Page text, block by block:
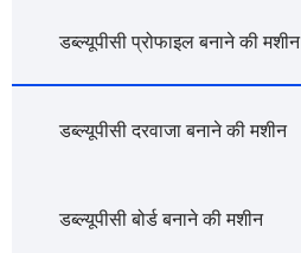
डब्ल्यूपीसी प्रोफाइल बनाने की मशीन
डब्ल्यूपीसी दरवाजा बनाने की मशीन
डब्ल्यूपीसी बोर्ड बनाने की मशीन